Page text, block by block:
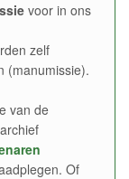
voor in ons
zelf
(manumissie).
van de
Of